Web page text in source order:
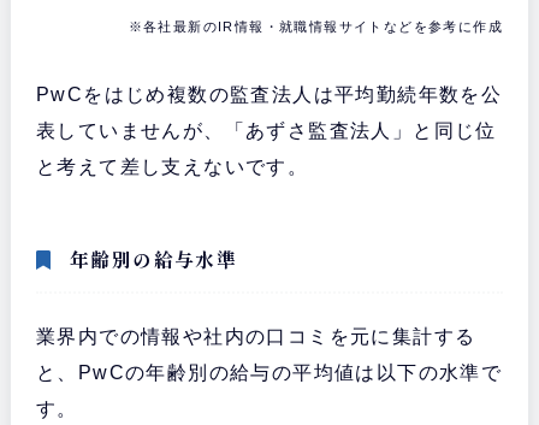
※各社最新のIR情報・就職情報サイトなどを参考に作成
PwCをはじめ複数の監査法人は平均勤続年数を公
表していませんが、「あずさ監査法人」と同じ位
と考えて差し支えないです。
年齢別の給与水準
業界内での情報や社内の口コミを元に集計する
と、PwCの年齢別の給与の平均値は以下の水準で
す。